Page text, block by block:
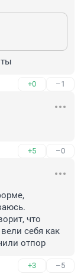
+0 –1
+5 –0
что
себя как
отпор
+3 –5